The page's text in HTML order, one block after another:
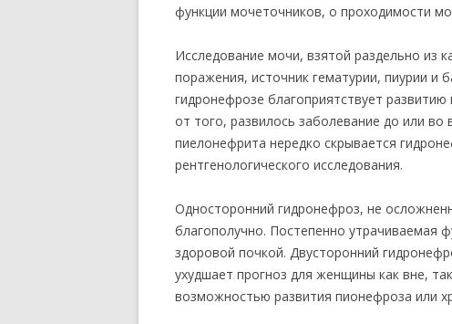
функции мочеточников, о проходимости
Исследование мочи, взятой раздельно из
поражения, источник гематурии, пиурии и
гидронефрозе благоприятствует
от того, развилось заболевание до или
пиелонефрита нередко скрывается
рентгенологического исследования.
Односторонний гидронефроз, не
благополучно. Постепенно утрачиваемая
здоровой почкой. Двусторонний
ухудшает прогноз для женщины как вне,
возможностью развития пионефроза или